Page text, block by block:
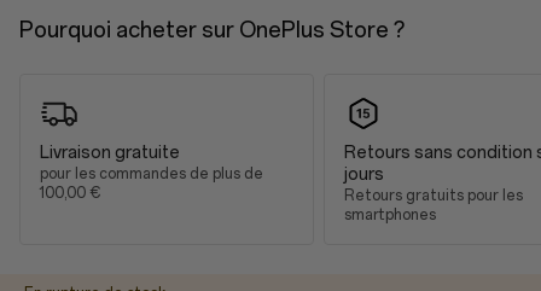
Écran
Écran
1,50 pouce
466*466
Pourquoi acheter sur OnePlus Store ?
Livraison gratuite
pour les commandes de plus de
100,00 €
Retours sans condition
jours
Retours gratuits pour les
smartphones